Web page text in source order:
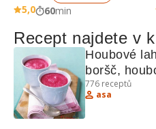
5,0 60min
Recept najdete v
Houbové
boršč,
776 receptů
asa